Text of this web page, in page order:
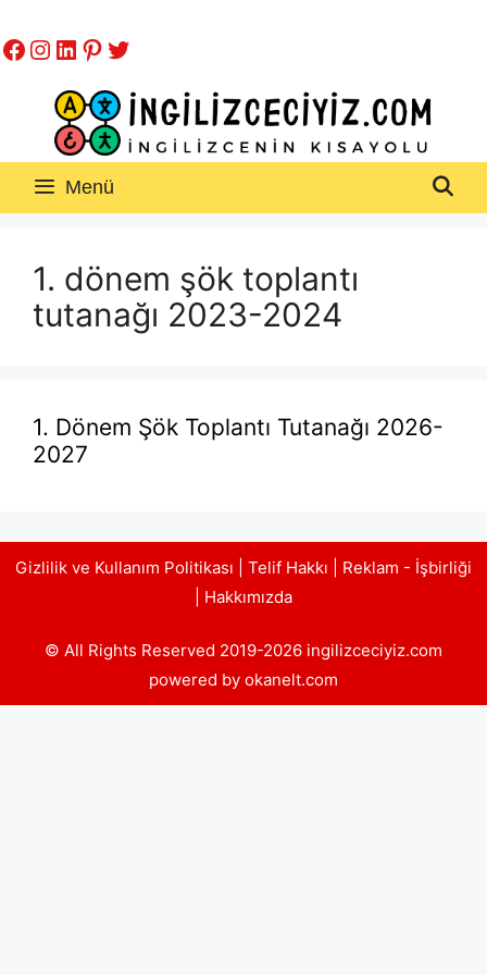
atla
Facebook
Instagram
LinkedIn
Pinterest
Twitter
Menü
1. dönem şök toplantı
tutanağı 2023-2024
1. Dönem Şök Toplantı Tutanağı 2026-
2027
Gizlilik ve Kullanım Politikası Telif Hakkı
Reklam - İşbirliği
Hakkımızda
© All Rights Reserved 2019-2026 ingilizceciyiz.com
powered by okanelt.com